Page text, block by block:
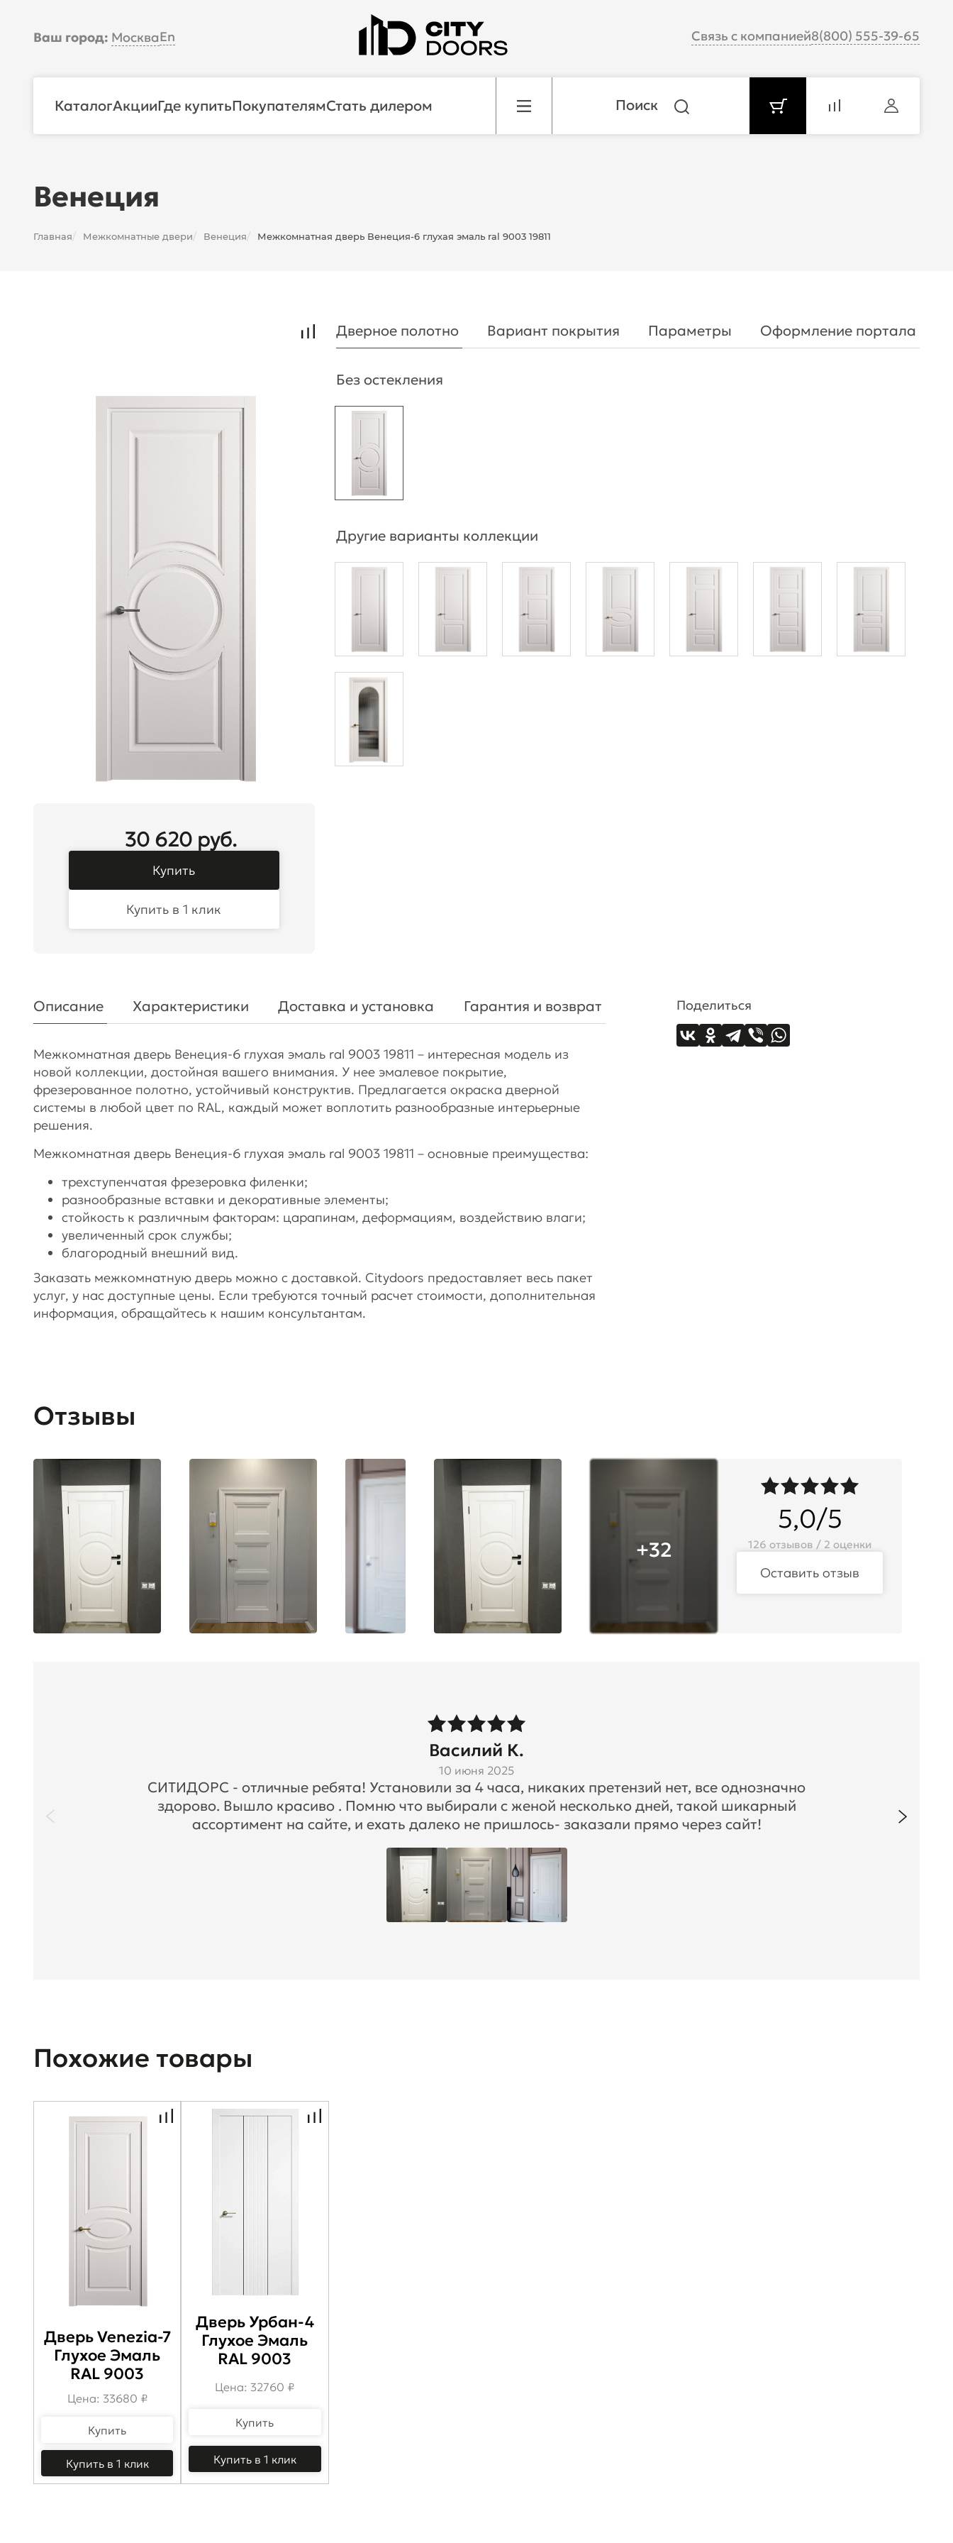
Ваш город: МоскваEn Связь с компанией8(800) 555-39-65
КаталогАкцииГде купитьПокупателямСтать дилером
Венеция
Главная/ Межкомнатные двери/ Венеция/ Межкомнатная дверь Венеция-6 глухая эмаль ral 9003 19811
30 620 руб.
Купить
Купить в 1 клик
Дверное полотно Вариант покрытия Параметры Оформление портала
Без остекления
Другие варианты коллекции
Описание Характеристики Доставка и установка Гарантия и возврат
Межкомнатная дверь Венеция-6 глухая эмаль ral 9003 19811 – интересная модель из
новой коллекции, достойная вашего внимания. У нее эмалевое покрытие,
фрезерованное полотно, устойчивый конструктив. Предлагается окраска дверной
системы в любой цвет по RAL, каждый может воплотить разнообразные интерьерные
решения.
Межкомнатная дверь Венеция-6 глухая эмаль ral 9003 19811 – основные преимущества:
трехступенчатая фрезеровка филенки;
разнообразные вставки и декоративные элементы;
стойкость к различным факторам: царапинам, деформациям, воздействию влаги;
увеличенный срок службы;
благородный внешний вид.
Заказать межкомнатную дверь можно с доставкой. Citydoors предоставляет весь пакет
услуг, у нас доступные цены. Если требуются точный расчет стоимости, дополнительная
информация, обращайтесь к нашим консультантам.
Поделиться
Отзывы
+32
5,0/5
126 отзывов / 2 оценки
Оставить отзыв
Василий К.
10 июня 2025
СИТИДОРС - отличные ребята! Установили за 4 часа, никаких претензий нет, все однозначно
здорово. Вышло красиво . Помню что выбирали с женой несколько дней, такой шикарный
ассортимент на сайте, и ехать далеко не пришлось- заказали прямо через сайт!
Похожие товары
Дверь Venezia-7
Глухое Эмаль
RAL 9003
Цена: 33680 ₽
Купить
Купить в 1 клик
Дверь Урбан-4
Глухое Эмаль
RAL 9003
Цена: 32760 ₽
Купить
Купить в 1 клик